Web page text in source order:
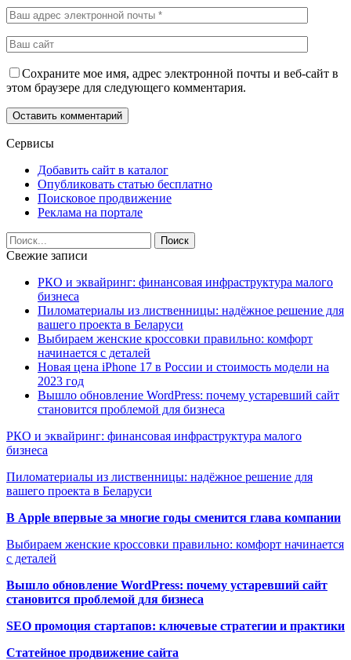
Сохраните мое имя, адрес электронной почты и веб-сайт в
этом браузере для следующего комментария.
Сервисы
Добавить сайт в каталог
Опубликовать статью бесплатно
Поисковое продвижение
Реклама на портале
Свежие записи
РКО и эквайринг: финансовая инфраструктура малого
бизнеса
Пиломатериалы из лиственницы: надёжное решение для
вашего проекта в Беларуси
Выбираем женские кроссовки правильно: комфорт
начинается с деталей
Новая цена iPhone 17 в России и стоимость модели на
2023 год
Вышло обновление WordPress: почему устаревший сайт
становится проблемой для бизнеса
РКО и эквайринг: финансовая инфраструктура малого
бизнеса
Пиломатериалы из лиственницы: надёжное решение для
вашего проекта в Беларуси
В Apple впервые за многие годы сменится глава компании
Выбираем женские кроссовки правильно: комфорт начинается
с деталей
Вышло обновление WordPress: почему устаревший сайт
становится проблемой для бизнеса
SEO промоция стартапов: ключевые стратегии и практики
Статейное продвижение сайта